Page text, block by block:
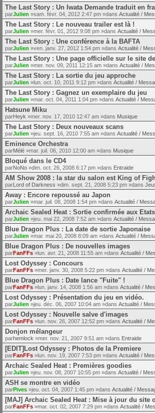
The Last Story : Un Iwata Demande traduit en
parJulien »sam. févr. 04, 2012 2:47 pm »dans Actualité /
The Last Story : Le nouveau trailer est là !
parJulien »mer. févr. 01, 2012 9:08 pm »dans Actualité /
The Last Story : Une conférence à la BAFTA
parJulien »ven. janv. 27, 2012 1:54 pm »dans Actualité /
The Last Story : Une page officielle sur le site
parJulien »mer. nov. 09, 2011 12:15 am »dans Actualité /
The Last Story : La sortie du jeu approche
parJulien »lun. oct. 10, 2011 9:12 pm »dans Actualité /
The Last Story : Gagnez un exemplaire du jeu
parJulien »mar. oct. 04, 2011 1:04 pm »dans Actualité /
Hatsune Miku
parHeyk »mer. nov. 17, 2010 12:47 am »dans Musique
The Last Story : Deux nouveaux scans
parJulien »jeu. sept. 16, 2010 7:55 am »dans Actualité /
Eminence Orchestra
parMélé »mar. juil. 06, 2010 12:00 am »dans Musique
Bloqué dans le CD4
parNoNo »dim. oct. 26, 2008 6:17 pm »dans Entraide
AM Show 2008 : la star du salon est King of
parLord of Darkness »dim. sept. 21, 2008 5:23 pm »dans
Away : Encore repoussé au Japon
parJulien »mar. juil. 08, 2008 1:54 pm »dans Actualité /
Archaic Sealed Heat : Sortie confirmée aux
parJulien »jeu. mai 22, 2008 7:52 am »dans Actualité /
Blue Dragon Plus : La date de sortie Japonaise
parJulien »mar. mai 20, 2008 8:09 am »dans Actualité /
Blue Dragon Plus : De nouvelles images
parFanFFs »lun. avr. 21, 2008 11:55 am »dans Actualité /
Lost Odyssey : Concours
parFanFFs »mer. janv. 30, 2008 5:22 pm »dans Actualité /
Blue Dragon Plus : Date lance "Fuite" !
parFanFFs »lun. janv. 14, 2008 1:56 am »dans Actualité /
Lost Odyssey : Présentation du jeu en vidéo.
parJulien »jeu. déc. 06, 2007 10:04 am »dans Actualité /
Lost Odyssey : Nouvelle salve d'images
parFanFFs »lun. nov. 26, 2007 12:52 pm »dans Actualité /
Donjon mélangeur
parhemlock »mer. nov. 21, 2007 9:51 am »dans Entraide
[EDIT]Lost Odyssey : Photos de la Premiere
parFanFFs »lun. nov. 19, 2007 7:53 pm »dans Actualité /
Archaic Sealed Heat : Premières goodies
parJulien »jeu. nov. 08, 2007 10:55 pm »dans Actualité /
ASH se montre en vidéo
parPives »jeu. oct. 04, 2007 1:45 pm »dans Actualité /
[MAJ] Archaic Sealed Heat : Mise à jour du site
parFanFFs »mar. oct. 02, 2007 7:29 pm »dans Actualité /